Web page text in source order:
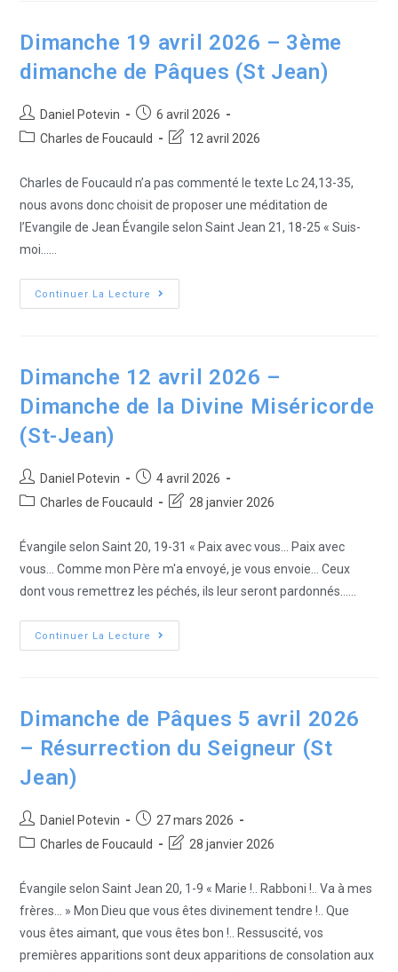
Dimanche 19 avril 2026 – 3ème
dimanche de Pâques (St Jean)
Daniel Potevin
6 avril 2026
Charles de Foucauld
12 avril 2026
Charles de Foucauld n’a pas commenté le texte Lc 24,13-35,
nous avons donc choisit de proposer une méditation de
l’Evangile de Jean Évangile selon Saint Jean 21, 18-25 « Suis-
moi...…
Continuer La Lecture
Dimanche 12 avril 2026 –
Dimanche de la Divine Miséricorde
(St-Jean)
Daniel Potevin
4 avril 2026
Charles de Foucauld
28 janvier 2026
Évangile selon Saint 20, 19-31 « Paix avec vous... Paix avec
vous... Comme mon Père m'a envoyé, je vous envoie... Ceux
dont vous remettrez les péchés, ils leur seront pardonnés...…
Continuer La Lecture
Dimanche de Pâques 5 avril 2026
– Résurrection du Seigneur (St
Jean)
Daniel Potevin
27 mars 2026
Charles de Foucauld
28 janvier 2026
Évangile selon Saint Jean 20, 1-9 « Marie !.. Rabboni !.. Va à mes
frères... » Mon Dieu que vous êtes divinement tendre !.. Que
vous êtes aimant, que vous êtes bon !.. Ressuscité, vos
premières apparitions sont deux apparitions de consolation aux